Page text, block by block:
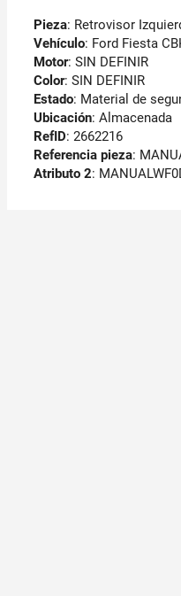
Pieza: Retrovisor
Vehículo: Ford Fiesta
Motor: SIN DEFINIR
Color: SIN DEFINIR
Estado: Material de
Ubicación: Almacenada
RefID: 2662216
Referencia pieza:
Atributo 2: